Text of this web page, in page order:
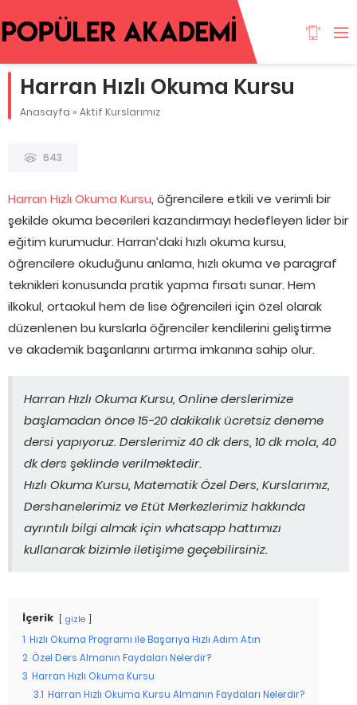
Harran Hızlı Okuma Kursu
Anasayfa » Aktif Kurslarımız
643
Harran Hızlı Okuma Kursu, öğrencilere etkili ve verimli bir
şekilde okuma becerileri kazandırmayı hedefleyen lider bir
eğitim kurumudur. Harran’daki hızlı okuma kursu,
öğrencilere okuduğunu anlama, hızlı okuma ve paragraf
teknikleri konusunda pratik yapma fırsatı sunar. Hem
ilkokul, ortaokul hem de lise öğrencileri için özel olarak
düzenlenen bu kurslarla öğrenciler kendilerini geliştirme
ve akademik başarılarını artırma imkanına sahip olur.
Harran Hızlı Okuma Kursu, Online derslerimize
başlamadan önce 15-20 dakikalık ücretsiz deneme
dersi yapıyoruz. Derslerimiz 40 dk ders, 10 dk mola, 40
dk ders şeklinde verilmektedir.
Hızlı Okuma Kursu, Matematik Özel Ders, Kurslarımız,
Dershanelerimiz ve Etüt Merkezlerimiz hakkında
ayrıntılı bilgi almak için whatsapp hattımızı
kullanarak bizimle iletişime geçebilirsiniz.
İçerik gizle
1 Hızlı Okuma Programı ile Başarıya Hızlı Adım Atın
2 Özel Ders Almanın Faydaları Nelerdir?
3 Harran Hızlı Okuma Kursu
3.1 Harran Hızlı Okuma Kursu Almanın Faydaları Nelerdir?